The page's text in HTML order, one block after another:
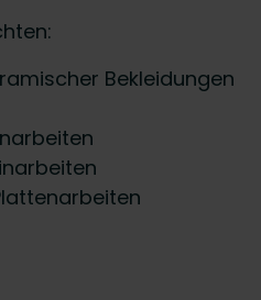
Bekleidungen